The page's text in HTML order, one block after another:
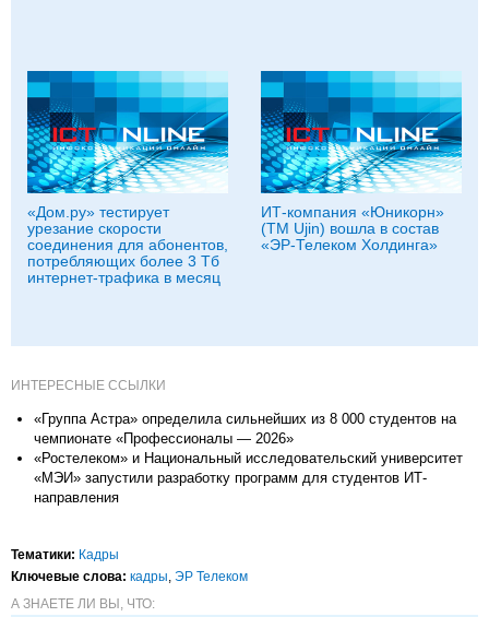
«Дом.ру» тестирует
урезание скорости
соединения для абонентов,
потребляющих более 3 Тб
интернет-трафика в месяц
ИТ‑компания «Юникорн»
(ТМ Ujin) вошла в состав
«ЭР‑Телеком Холдинга»
ИНТЕРЕСНЫЕ ССЫЛКИ
«Группа Астра» определила сильнейших из 8 000 студентов на
чемпионате «Профессионалы — 2026»
«Ростелеком» и Национальный исследовательский университет
«МЭИ» запустили разработку программ для студентов ИТ-
направления
Тематики: Кадры
Ключевые слова: кадры, ЭР Телеком
А ЗНАЕТЕ ЛИ ВЫ, ЧТО: